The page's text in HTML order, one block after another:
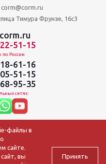
corm@corm.ru
Тимура Фрунзе, 16с3
51-15
по России
61-16
51-15
95-35
сетях:
файлы в
сайте.
вы
Принять